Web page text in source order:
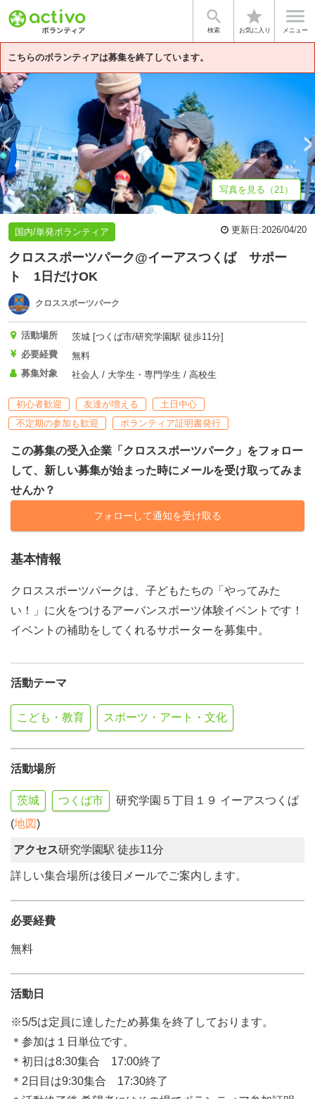

検索
star
お気に入り

メニュー
こちらのボランティアは募集を終了しています。
基本情報 募集詳細 企業情報
写真を見る（21）
国内/単発ボランティア 更新日:2026/04/20
クロススポーツパーク@イーアスつくば サポー
ト 1日だけOK
クロススポーツパーク
活動場所
茨城 [つくば市/研究学園駅 徒歩11分]
必要経費
無料
募集対象
社会人 / 大学生・専門学生 / 高校生
初心者歓迎 友達が増える
土日中心
不定期の参加も歓迎
ボランティア証明書発行
この募集の受入企業「クロススポーツパーク」をフォロー
して、新しい募集が始まった時にメールを受け取ってみま
せんか？
フォローして通知を受け取る
基本情報
クロススポーツパークは、子どもたちの「やってみた
い！」に火をつけるアーバンスポーツ体験イベントです！
イベントの補助をしてくれるサポーターを募集中。
活動テーマ
こども・教育 スポーツ・アート・文化
活動場所
茨城 つくば市
研究学園５丁目１９ イーアスつくば
(地図)
アクセス研究学園駅 徒歩11分
詳しい集合場所は後日メールでご案内します。
必要経費
無料
活動日
※5/5は定員に達したため募集を終了しております。
＊参加は１日単位です。
＊初日は8:30集合 17:00終了
＊2日目は9:30集合 17:30終了